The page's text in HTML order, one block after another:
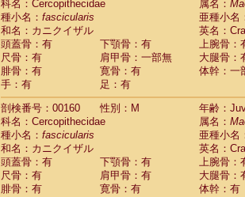
科名：Cercopithecidae
属名：
種小名： fascicularis
亜種小名
和名：カニクイザル
英名：
頭蓋骨：有
下顎骨：有
上腕骨：
尺骨：有
肩甲骨：一部無
大腿骨：
腓骨：有
寛骨：有
体幹：一
手：有
足：有
剖検番号：00160
性別：M
年齢：
科名：Cercopithecidae
属名：
種小名： fascicularis
亜種小名
和名：カニクイザル
英名：
頭蓋骨：有
下顎骨：有
上腕骨：
尺骨：有
肩甲骨：有
大腿骨：
腓骨：有
寛骨：有
体幹：有